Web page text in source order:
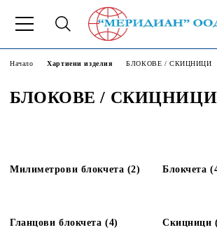
Начало Хартиени изделия БЛОКОВЕ / СКИЦНИЦИ
БЛОКОВЕ / СКИЦНИЦИ
Милиметрови блокчета (2) Блокчета
Гланцови блокчета (4) Скицници